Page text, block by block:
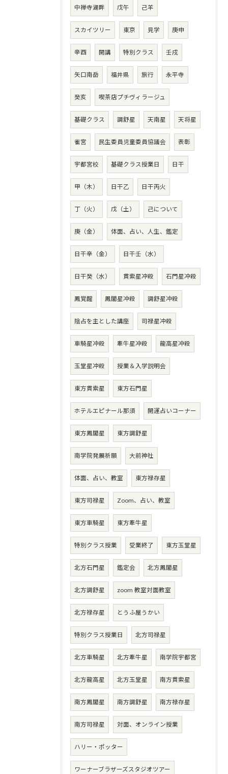
中禅寺湖畔 戊午 己羊
スカイツリー 東京 見学 庚申
辛酉 開講 特別クラス 壬戌
矢口南岳 福井県 旅行 永平寺
癸亥 喫茶店プチヴィラージュ
基礎クラス 調舒星 天南星 天将星
雀宮 民生委員児童委員協議会 表彰
宇都宮校 基礎クラス授業日 日干
甲（木） 日干乙 日干丙火
丁（火） 戊（土） 己について
庚（金） 体面、占い、人生、鑑定
日干辛（金） 日干壬（水）
日干癸（水） 貫索星冲殺 石門星冲殺
鳳覚醒 鳳閣星冲殺 調舒星冲殺
陰占を主とした講座 司禄星冲殺
車騎星冲殺 牽牛星冲殺 龍高星冲殺
玉堂星冲殺 授業＆入学説明会
東方貫索星 東方石門星
ホテルエピナール那須 開運占いコーナー
東方鳳閣星 東方調舒星
南学院発展祈願 大前神社
体面、占い、教室 東方禄存星
東方司禄星 Zoom、占い、教室
東方車騎星 東方牽牛星
特別クラス授業 受業終了 東方玉堂星
北方石門星 鑑定会 北方鳳閣星
北方調舒星 zoom 教室対面教室
北方禄存星 とうふ屋うかい
特別クラス授業日 北方司禄星
北方車騎星 北方牽牛星 南学院宇都宮
北方龍高星 北方玉堂星 南方貫索星
南方鳳閣星 南方調舒星 南方禄存星
南方司禄星 対面、オンライン授業
ハリー・ポッター
ワーナーブラザーズスタジオツアー